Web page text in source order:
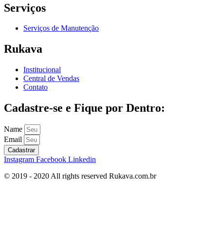
Serviços
Serviços de Manutenção
Rukava
Institucional
Central de Vendas
Contato
Cadastre-se e Fique por Dentro:
Name
Email
Cadastrar
Instagram Facebook Linkedin
© 2019 - 2020 All rights reserved​ Rukava.com.br